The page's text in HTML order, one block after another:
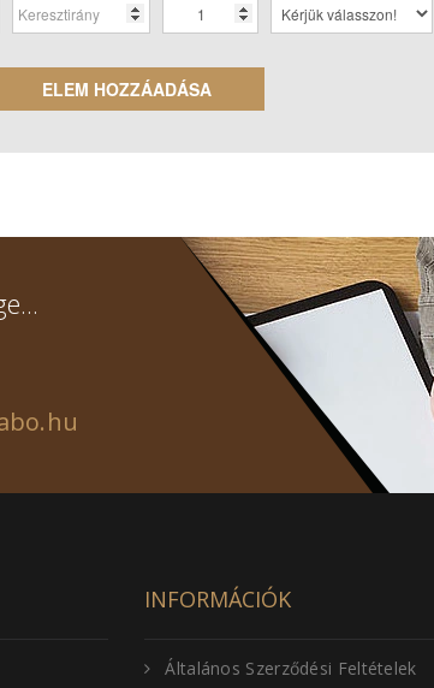
ELEM HOZZÁADÁSA
INFORMÁCIÓK
Általános Szerződési Feltételek